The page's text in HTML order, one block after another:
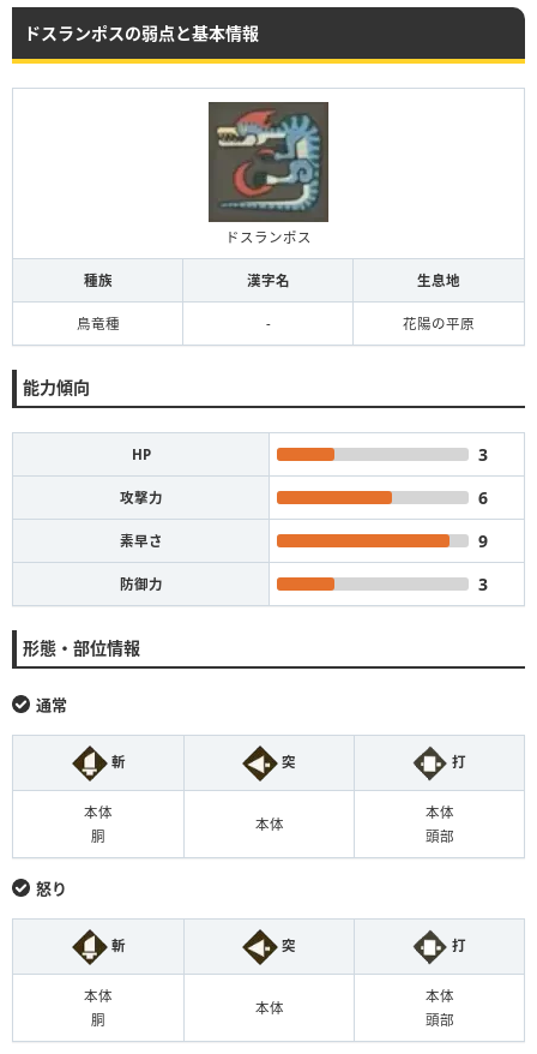
ドスランポスの弱点と基本情報
ドスランポス
種族 漢字名 生息地
鳥竜種 - 花陽の平原
能力傾向
HP 3
攻撃力 6
素早さ 9
防御力 3
形態・部位情報
通常
斬 突 打
本体
胴
本体
本体
頭部
怒り
斬 突 打
本体
胴
本体
本体
頭部